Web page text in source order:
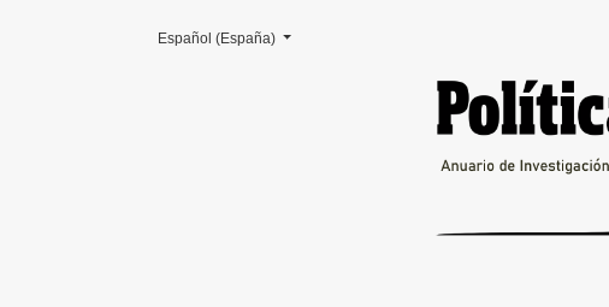
Los discursos bibliotecarios sobre la lectura en la
Cambiar el idioma. El actual es:
Español (España)